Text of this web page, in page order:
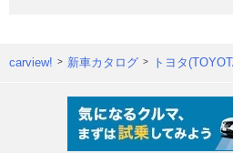
carview! 新車カタログ トヨタ